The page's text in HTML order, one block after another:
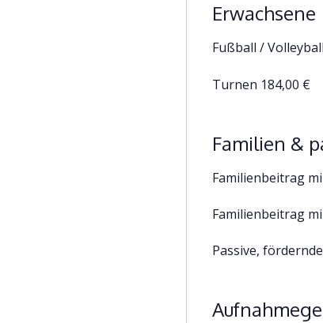
Erwachsene
Fußball /
Turnen 184,00 €
Familien &
Familienbeitrag
Familienbeitrag
Passive,